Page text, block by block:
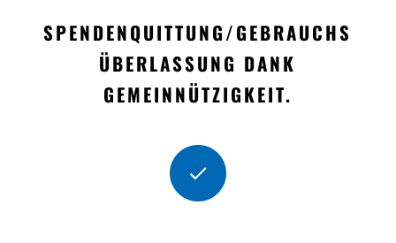
SPENDENQUITTUNG/GEBRAUCHS
ÜBERLASSUNG DANK
GEMEINNÜTZIGKEIT.